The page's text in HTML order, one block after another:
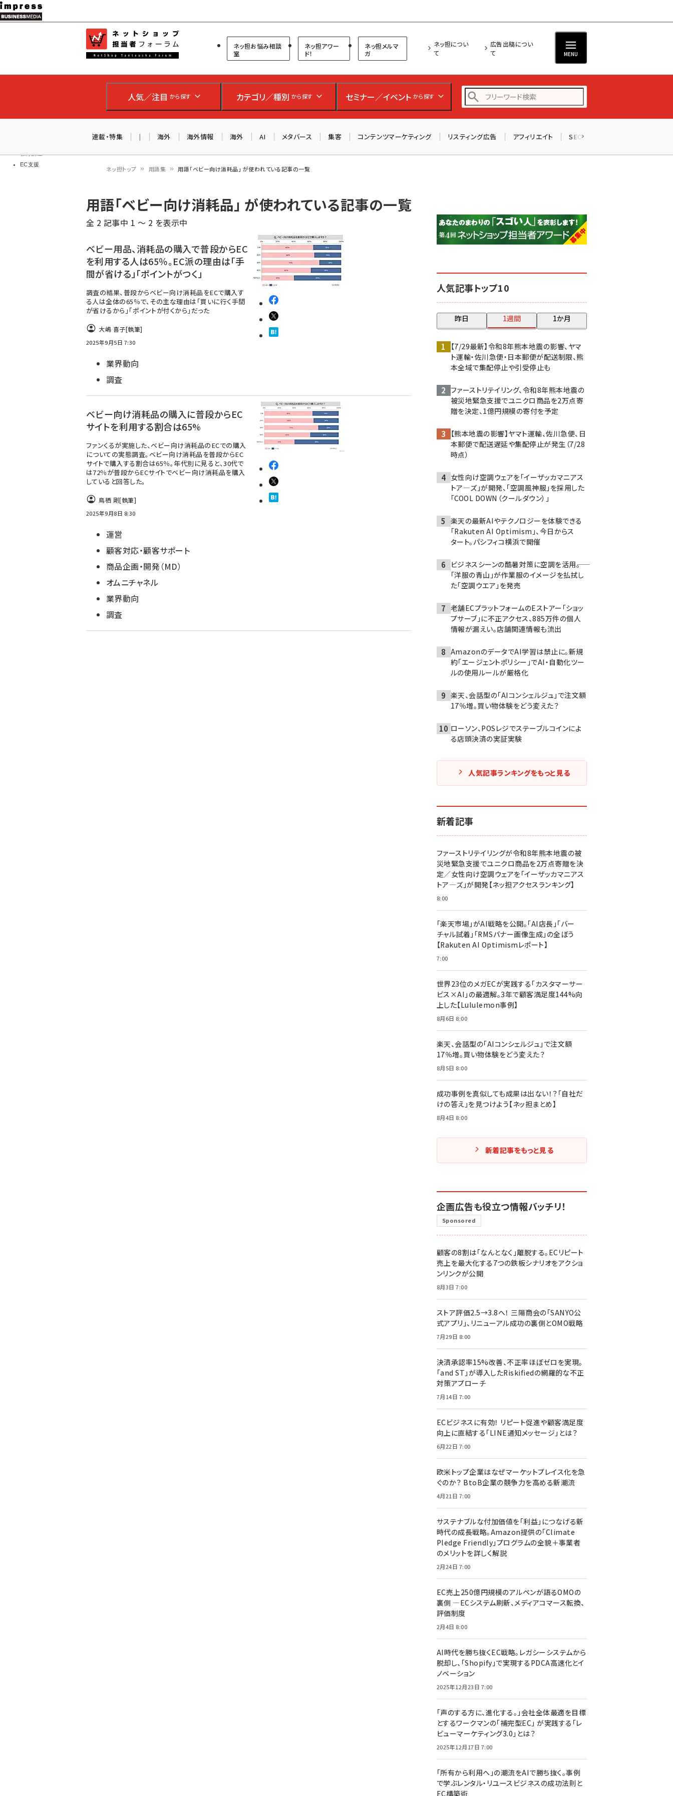
メ
イ
ン
ツ
移
教育講座
EC支援
ネットショップ担当者フォーラム
ネッ担お悩み相談
室
ネッ担アワー
ド！
ネッ担メルマ
ガ
ネッ担につい
て
広告出稿につい
て
MENU
人気／注目 から探す カテゴリ／種別 から探す セミナー／イベント から探す
アスクル (1119)
base (1074)
連載・特集 | 海外 海外情報 海外 AI メタバース 集客 コンテンツマーケティング リスティング広告 アフィリエイト SEO
ン
く
ず
ネッ担トップ 用語集 用語「ベビー向け消耗品」 が使われている記事の一覧
用語「ベビー向け消耗品」 が使われている記事の一覧
全 2 記事中 1 ～ 2 を表示中
ベビー用品、消耗品の購入で普段からEC
を利用する人は65％。EC派の理由は「手
間が省ける」「ポイントがつく」
調査の結果、普段からベビー向け消耗品をECで購入す
る人は全体の65％で、その主な理由は「買いに行く手間
が省けるから」「ポイントが付くから」だった
大嶋 喜子[執筆]
2025年9月5日 7:30
業界動向
調査
ベビー向け消耗品の購入に普段からEC
サイトを利用する割合は65%
ファンくるが実施した、ベビー向け消耗品のECでの購入
についての実態調査。ベビー向け消耗品を普段からEC
サイトで購入する割合は65％。年代別に見ると、30代で
は72％が普段からECサイトでベビー向け消耗品を購入
していると回答した。
鳥栖 剛[執筆]
2025年9月8日 8:30
運営
顧客対応・顧客サポート
商品企画・開発（MD）
オムニチャネル
業界動向
調査
人気記事トップ10
昨日 1週間 1か月
【7/29最新】令和8年熊本地震の影響、ヤマ
ト運輸・佐川急便・日本郵便が配送制限、熊
本全域で集配停止や引受停止も
ファーストリテイリング、令和8年熊本地震の
被災地緊急支援でユニクロ商品を2万点寄
贈を決定、1億円規模の寄付を予定
【熊本地震の影響】ヤマト運輸、佐川急便、日
本郵便で配送遅延や集配停止が発生（7/28
時点）
女性向け空調ウェアを「イーザッカマニアス
トア―ズ」が開発、「空調風神服」を採用した
「COOL DOWN（クールダウン）」
楽天の最新AIやテクノロジーを体験できる
「Rakuten AI Optimism」、今日からス
タート。パシフィコ横浜で開催
ビジネスシーンの酷暑対策に空調を活用――。
「洋服の青山」が作業服のイメージを払拭し
た「空調ウエア」を発売
老舗ECプラットフォームのEストアー「ショッ
プサーブ」に不正アクセス、885万件の個人
情報が漏えい。店舗関連情報も流出
AmazonのデータでAI学習は禁止に。新規
約「エージェントポリシー」でAI・自動化ツー
ルの使用ルールが厳格化
楽天、会話型の「AIコンシェルジュ」で注文額
17％増。買い物体験をどう変えた？
ローソン、POSレジでステーブルコインによ
る店頭決済の実証実験
人気記事ランキングをもっと見る
新着記事
ファーストリテイリングが令和8年熊本地震の被
災地緊急支援でユニクロ商品を2万点寄贈を決
定／女性向け空調ウェアを「イーザッカマニアス
トア―ズ」が開発【ネッ担アクセスランキング】
8:00
「楽天市場」がAI戦略を公開。「AI店長」「バー
チャル試着」「RMSバナー画像生成」の全ぼう
【Rakuten AI Optimismレポート】
7:00
世界23位のメガECが実践する「カスタマーサー
ビス×AI」の最適解。3年で顧客満足度144%向
上した【Lululemon事例】
8月6日 8:00
楽天、会話型の「AIコンシェルジュ」で注文額
17％増。買い物体験をどう変えた？
8月5日 8:00
成功事例を真似しても成果は出ない！？「自社だ
けの答え」を見つけよう【ネッ担まとめ】
8月4日 8:00
新着記事をもっと見る
企画広告も役立つ情報バッチリ！
Sponsored
顧客の8割は「なんとなく」離脱する。ECリピート
売上を最大化する7つの鉄板シナリオをアクショ
ンリンクが公開
8月3日 7:00
ストア評価2.5→3.8へ！ 三陽商会の「SANYO公
式アプリ」、リニューアル成功の裏側とOMO戦略
7月29日 8:00
決済承認率15%改善、不正率ほぼゼロを実現。
「and ST」が導入したRiskifiedの網羅的な不正
対策アプローチ
7月14日 7:00
ECビジネスに有効！ リピート促進や顧客満足度
向上に直結する「LINE通知メッセージ」とは？
6月22日 7:00
欧米トップ企業はなぜマーケットプレイス化を急
ぐのか？ BtoB企業の競争力を高める新潮流
4月21日 7:00
サステナブルな付加価値を「利益」につなげる新
時代の成長戦略。Amazon提供の「Climate
Pledge Friendly」プログラムの全貌＋事業者
のメリットを詳しく解説
2月24日 7:00
EC売上250億円規模のアルペンが語るOMOの
裏側 ―ECシステム刷新、メディアコマース転換、
評価制度
2月4日 8:00
AI時代を勝ち抜くEC戦略。レガシーシステムから
脱却し、「Shopify」で実現するPDCA高速化とイ
ノベーション
2025年12月23日 7:00
「声のする方に、進化する。」会社全体最適を目標
とするワークマンの「補完型EC」 が実践する「レ
ビューマーケティング3.0」とは？
2025年12月17日 7:00
「所有から利用へ」の潮流をAIで勝ち抜く。事例
で学ぶレンタル・リユースビジネスの成功法則と
EC構築術